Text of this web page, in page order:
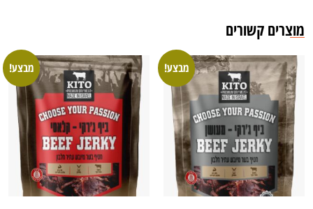
מוצרים קשורים
מבצע! מבצע!